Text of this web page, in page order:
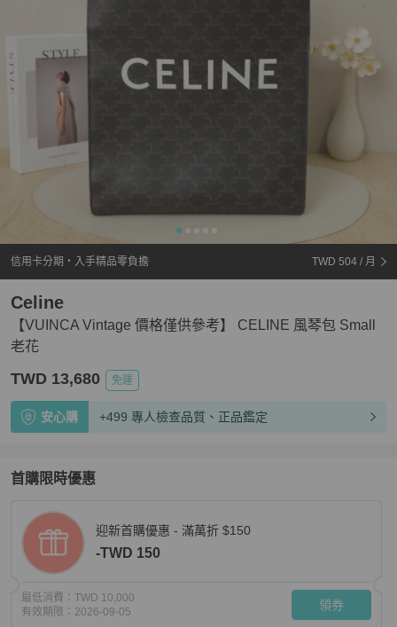
信用卡分期・入手精品零負擔 TWD 504 / 月
【VUINCA Vintage 價格僅供參考】 CELINE 風琴包 Small
老花
Celine
TWD 13,680 免運
安心購 +499 專人檢查品質、正品鑑定
首購限時優惠
迎新首購優惠 - 滿萬折 $150
-TWD 150
最低消費： TWD 10,000
有效期限： 2026-09-05 領券